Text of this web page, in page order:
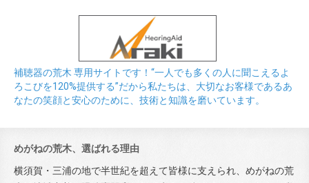
補聴器の荒木 専用サイトです！“一人でも多くの人に聞こえるよ
ろこびを120%提供する”だから私たちは、大切なお客様であるあ
なたの笑顔と安心のために、技術と知識を磨いています。
めがねの荒木、選ばれる理由
横須賀・三浦の地で半世紀を超えて皆様に支えられ、めがねの荒